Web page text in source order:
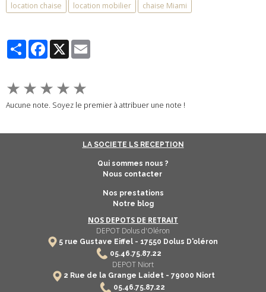
location chaise
location mobilier chaise Miami
PartagerFacebook
X
★★★★★
Aucune note. Soyez le premier à attribuer une note !
LA SOCIETE LS RECEPTION
Qui sommes nous ?
Nous contacter
Nos prestations
Notre blog
NOS DEPOTS DE RETRAIT
DEPOT Dolus d'Oléron
5 rue Gustave Eiffel - 17550 Dolus D'oléron
05.46.75.87.22
DEPOT Niort
2 Rue de la Grange Laidet - 79000 Niort
05.46.75.87.22